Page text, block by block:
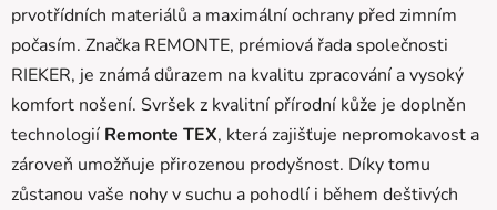
prvotřídních materiálů a maximální ochrany před zimním
počasím. Značka REMONTE, prémiová řada společnosti
RIEKER, je známá důrazem na kvalitu zpracování a vysoký
komfort nošení. Svršek z kvalitní přírodní kůže je doplněn
technologií Remonte TEX, která zajišťuje nepromokavost a
zároveň umožňuje přirozenou prodyšnost. Díky tomu
zůstanou vaše nohy v suchu a pohodlí i během deštivých